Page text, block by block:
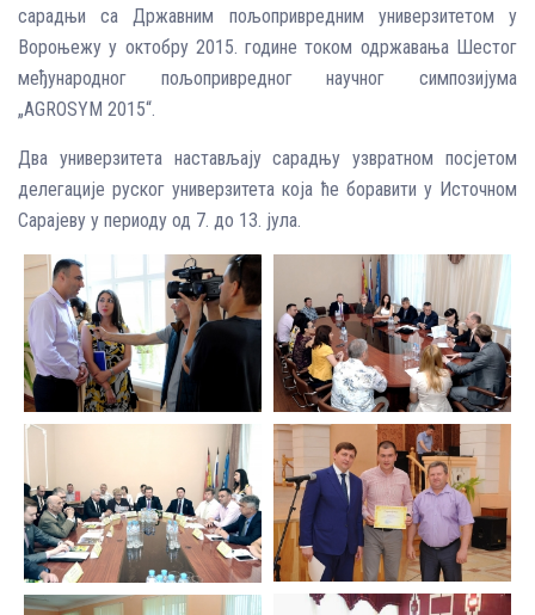
сарадњи са Државним пољопривредним универзитетом у
Вороњежу у октобру 2015. године током одржавања Шестог
међународног пољопривредног научног симпозијума
„AGROSYM 2015“.
Два универзитета настављају сарадњу узвратном посјетом
делегације руског универзитета која ће боравити у Источном
Сарајеву у периоду од 7. до 13. јула.